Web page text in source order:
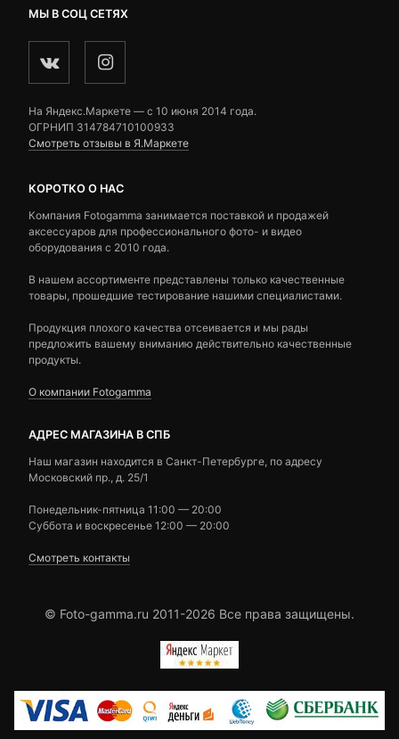
МЫ В СОЦ СЕТЯХ
На Яндекс.Маркете — c 10 июня 2014 года.
ОГРНИП 314784710100933
Смотреть отзывы в Я.Маркете
КОРОТКО О НАС
Компания Fotogamma занимается поставкой и продажей
аксессуаров для профессионального фото- и видео
оборудования с 2010 года.
В нашем ассортименте представлены только качественные
товары, прошедшие тестирование нашими специалистами.
Продукция плохого качества отсеивается и мы рады
предложить вашему вниманию действительно качественные
продукты.
О компании Fotogamma
АДРЕС МАГАЗИНА В СПБ
Наш магазин находится в Санкт-Петербурге, по адресу
Московский пр., д. 25/1
Понедельник-пятница 11:00 — 20:00
Суббота и воскресенье 12:00 — 20:00
Смотреть контакты
© Foto-gamma.ru 2011-2026 Все права защищены.